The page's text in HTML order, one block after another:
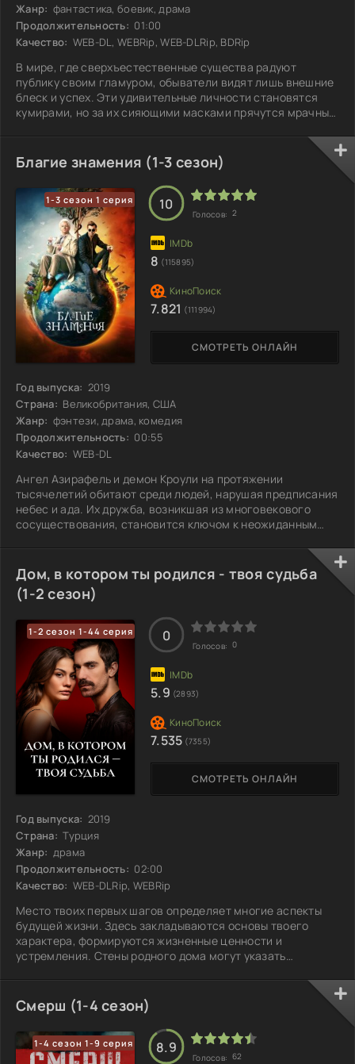
Жанр: фантастика, боевик, драма
Продолжительность: 01:00
Качество: WEB-DL, WEBRip, WEB-DLRip, BDRip
В мире, где сверхъестественные существа радуют
публику своим гламуром, обыватели видят лишь внешние
блеск и успех. Эти удивительные личности становятся
кумирами, но за их сияющими масками прячутся мрачные
оказываются эгоистичными, готовыми пойти на всё ради
выгоды. В то же время есть те, кто не боится выступать
против системы — группа решительных людей,
стремящихся разоблачить и остановить тиранию
Благие знамения (1-3 сезон)
1-3 сезон 1 серия
Год выпуска: 2019
Страна: Великобритания, США
Жанр: фэнтези, драма, комедия
Продолжительность: 00:55
Качество: WEB-DL
Ангел Азирафель и демон Кроули на протяжении
тысячелетий обитают среди людей, нарушая предписания
небес и ада. Их дружба, возникшая из многовекового
сосуществования, становится ключом к неожиданным
катастрофу, движимые привязанностью к земной жизни.
Каждый их поступок обдуман до мелочей, ведь на кону
судьба всего человечества, а один неверный шаг может
обернуться катастрофой. Однако истинные намерения
СМОТРЕТЬ ОНЛАЙН
10
Голосов: 2
8 (115895)
7.821 (111994)
Дом, в котором ты родился - твоя судьба
(1-2 сезон)
1-2 сезон 1-44 серия
Год выпуска: 2019
Страна: Турция
Жанр: драма
Продолжительность: 02:00
Качество: WEB-DLRip, WEBRip
Место твоих первых шагов определяет многие аспекты
будущей жизни. Здесь закладываются основы твоего
характера, формируются жизненные ценности и
устремления. Стены родного дома могут указать
пишется матерью, как будто на чистом листе, и именно
она задает курс твоему жизненному пути. Но со временем
ты сам берешь в руки этот карандаш, продолжая линию,
добавляя свои штрихи и принимая важные решения.
СМОТРЕТЬ ОНЛАЙН
0
Голосов: 0
5.9 (2893)
7.535 (7355)
Смерш (1-4 сезон)
1-4 сезон 1-9 серия 8.9
Голосов: 62